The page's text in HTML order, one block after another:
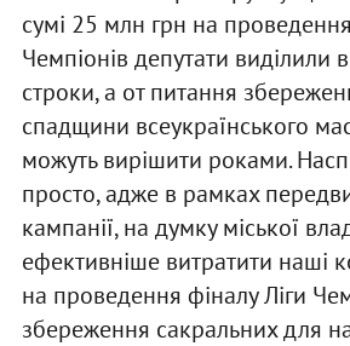
сумі 25 млн грн на
Чемпіонів депутати виділили
строки, а от питання
спадщини всеукраїнського
можуть вирішити роками.
просто, адже в рамках
кампанії, на думку міської
ефективніше витратити наші
на проведення фіналу Ліги
збереження сакральних для